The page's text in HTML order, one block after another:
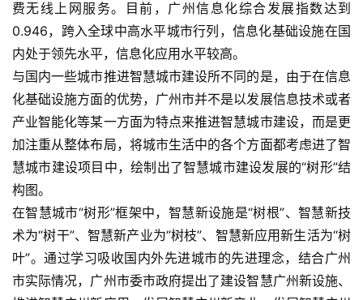
费无线上网服务。目前，广州信息化综合发展指数达到
0.946，跨入全球中高水平城市行列，信息化基础设施在国
内处于领先水平，信息化应用水平较高。
与国内一些城市推进智慧城市建设所不同的是，由于在信息
化基础设施方面的优势，广州市并不是以发展信息技术或者
产业智能化等某一方面为特点来推进智慧城市建设，而是更
加注重从整体布局，将城市生活中的各个方面都考虑进了智
慧城市建设项目中，绘制出了智慧城市建设发展的“树形”结
构图。
在智慧城市“树形”框架中，智慧新设施是“树根”、智慧新技
术为“树干”、智慧新产业为“树枝”、智慧新应用新生活为“树
叶”。通过学习吸收国内外先进城市的先进理念，结合广州
市实际情况，广州市委市政府提出了建设智慧广州新设施、